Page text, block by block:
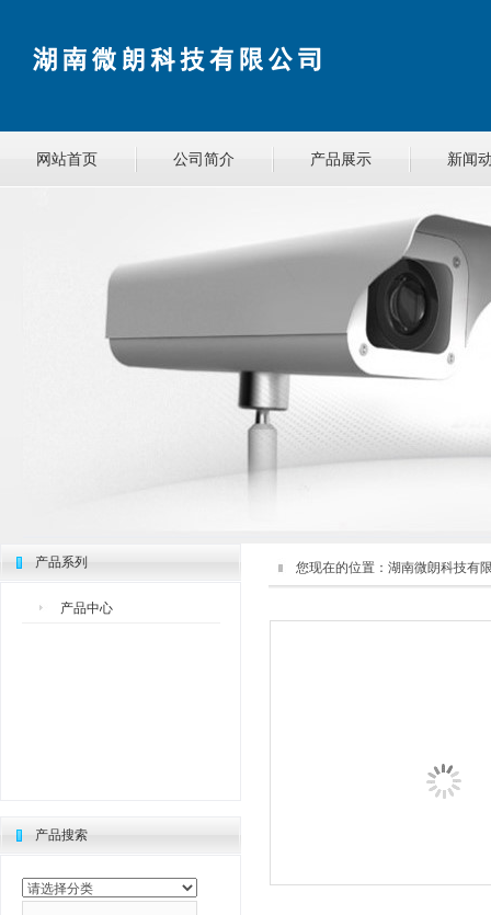
网站首页 公司简介 产品展示 新闻
产品系列
产品中心
产品搜索
您现在的位置： 湖南微朗科技有